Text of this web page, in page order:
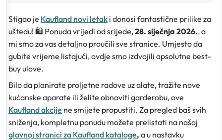
Stigao je Kaufland novi letak i donosi fantastične prilike za
uštedu! 🛍️ Ponuda vrijedi od srijede,28. siječnja 2026., a
mi smo za vas detaljno proučili sve stranice. Umjesto da
gubite vrijeme listajući, ovdje smo izdvojili apsolutne best-
buyulove.
Bilo da planirate proljetne radove uz alate, tražite nove
kućanske aparate ili želite obnoviti garderobu, ove
Kaufland akcije ne smijete propustiti. Za pregled baš svih
sniženja, kompletnu ponudu možete prelistati na našoj
glavnoj stranici za Kaufland kataloge, a u nastavku